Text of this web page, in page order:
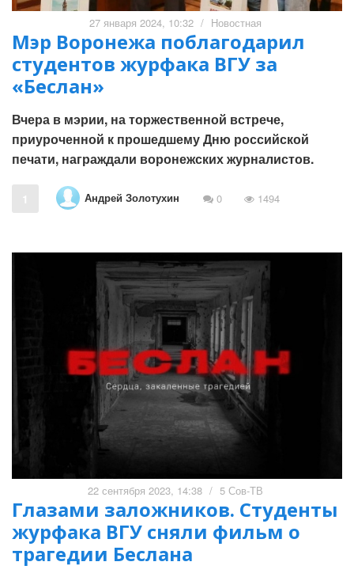
27 января 2024, 10:32 / Новостная
Мэр Воронежа поблагодарил
студентов журфака ВГУ за
«Беслан»
Вчера в мэрии, на торжественной встрече,
приуроченной к прошедшему Дню российской
печати, награждали воронежских журналистов.
1 Андрей Золотухин 0 1494
22 сентября 2023, 14:38 / 5 Сов-ТВ
Глазами заложников. Студенты
журфака ВГУ сняли фильм о
трагедии Беслана